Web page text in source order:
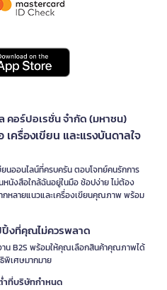
คอร์ปอเรชั่น จำกัด (มหาชน)
ครื่องเขียน และแรงบันดาลใจ
นออนไลน์ที่ครบครัน ตอบโจทย์คนรักการ
นังสือใกล้ฉันอยู่ในมือ ช้อปง่าย ไม่ต้อง
กหลายแนวและเครื่องเขียนคุณภาพ พร้อม
ปิ้งที่คุณไม่ควรพลาด
าน B2S พร้อมให้คุณเลือกสินค้าคุณภาพได้
พิเศษมากมาย
ำที่บริษัทกำหนด